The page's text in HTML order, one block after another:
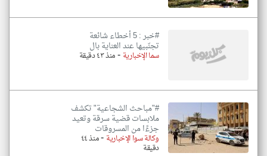
#خبر : 5 أخطاء شائعة
تجنّبيها عند العناية بال
سما الإخبارية -منذ ٤٣ دقيقة
#"مباحث الشجاعية" تكشف
ملابسات قضية سرقة وتعيد
جزءًا من المسروقات
وكالة سوا الإخبارية - منذ ٤٤
دقيقة